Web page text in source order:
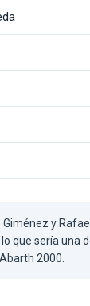
y
que sería una
2000.